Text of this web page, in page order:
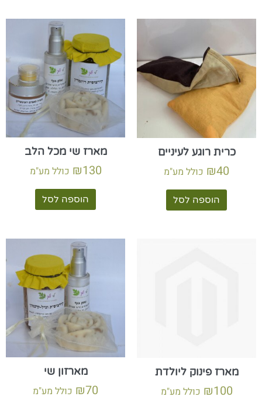
כרית רוגע לעיניים
₪40 כולל מע"מ
הוספה לסל
מארז שי מכל הלב
₪130 כולל מע"מ
הוספה לסל
מארז פינוק ליולדת
₪100 כולל מע"מ
מארזון שי
₪70 כולל מע"מ